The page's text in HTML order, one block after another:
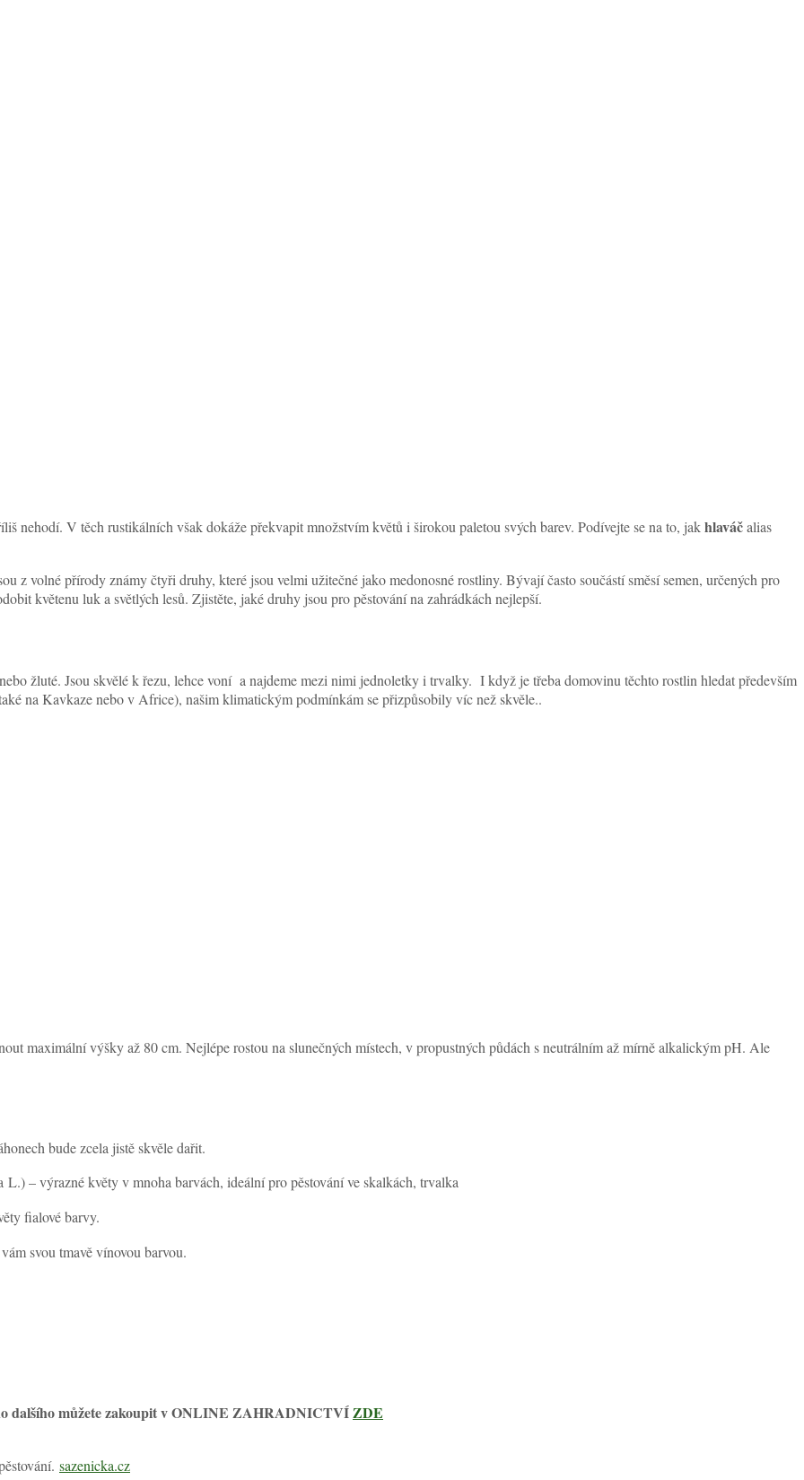
nehodí. V těch rustikálních však dokáže překvapit množstvím květů i širokou paletou svých barev. Podívejte se na to, jakhlaváčalias
z volné přírody známy čtyři druhy, které jsou velmi užitečné jako medonosné rostliny. Bývají často součástí směsí semen, určených pro
květenu luk a světlých lesů. Zjistěte, jaké druhy jsou pro pěstování na zahrádkách nejlepší.
žluté. Jsou skvělé k řezu, lehce voní a najdeme mezi nimi jednoletky i trvalky. I když je třeba domovinu těchto rostlin hledat především
na Kavkaze nebo v Africe), našim klimatickým podmínkám se přizpůsobily víc než skvěle..
maximální výšky až 80 cm. Nejlépe rostou na slunečných místech, v propustných půdách s neutrálním až mírně alkalickým pH. Ale
bude zcela jistě skvěle dařit.
L.) – výrazné květy v mnoha barvách, ideální pro pěstování ve skalkách, trvalka
fialové barvy.
svou tmavě vínovou barvou.
dalšího můžete zakoupit v ONLINE ZAHRADNICTVÍZDE
sazenicka.cz